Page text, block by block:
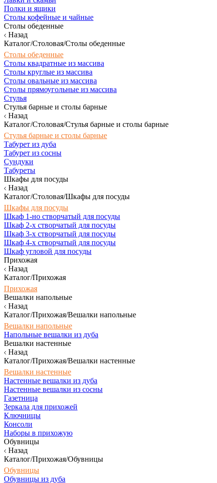
Полки и ящики
Столы кофейные и чайные
Столы обеденные
Назад
Каталог/Столовая/Столы обеденные
Столы обеденные
Столы квадратные из массива
Столы круглые из массива
Столы овальные из массива
Столы прямоугольные из массива
Стулья
Стулья барные и столы барные
Назад
Каталог/Столовая/Стулья барные и столы барные
Стулья барные и столы барные
Табурет из дуба
Табурет из сосны
Сундуки
Табуреты
Шкафы для посуды
Назад
Каталог/Столовая/Шкафы для посуды
Шкафы для посуды
Шкаф 1-но створчатый для посуды
Шкаф 2-х створчатый для посуды
Шкаф 3-х створчатый для посуды
Шкаф 4-х створчатый для посуды
Шкаф угловой для посуды
Прихожая
Назад
Каталог/Прихожая
Прихожая
Вешалки напольные
Назад
Каталог/Прихожая/Вешалки напольные
Вешалки напольные
Напольные вешалки из дуба
Вешалки настенные
Назад
Каталог/Прихожая/Вешалки настенные
Вешалки настенные
Настенные вешалки из дуба
Настенные вешалки из сосны
Газетница
Зеркала для прихожей
Ключницы
Консоли
Наборы в прихожую
Обувницы
Назад
Каталог/Прихожая/Обувницы
Обувницы
Обувницы из дуба